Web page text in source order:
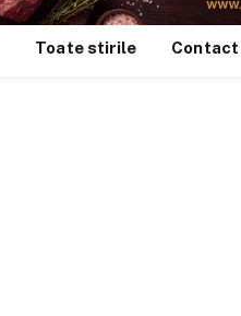
Toate stirile Contact